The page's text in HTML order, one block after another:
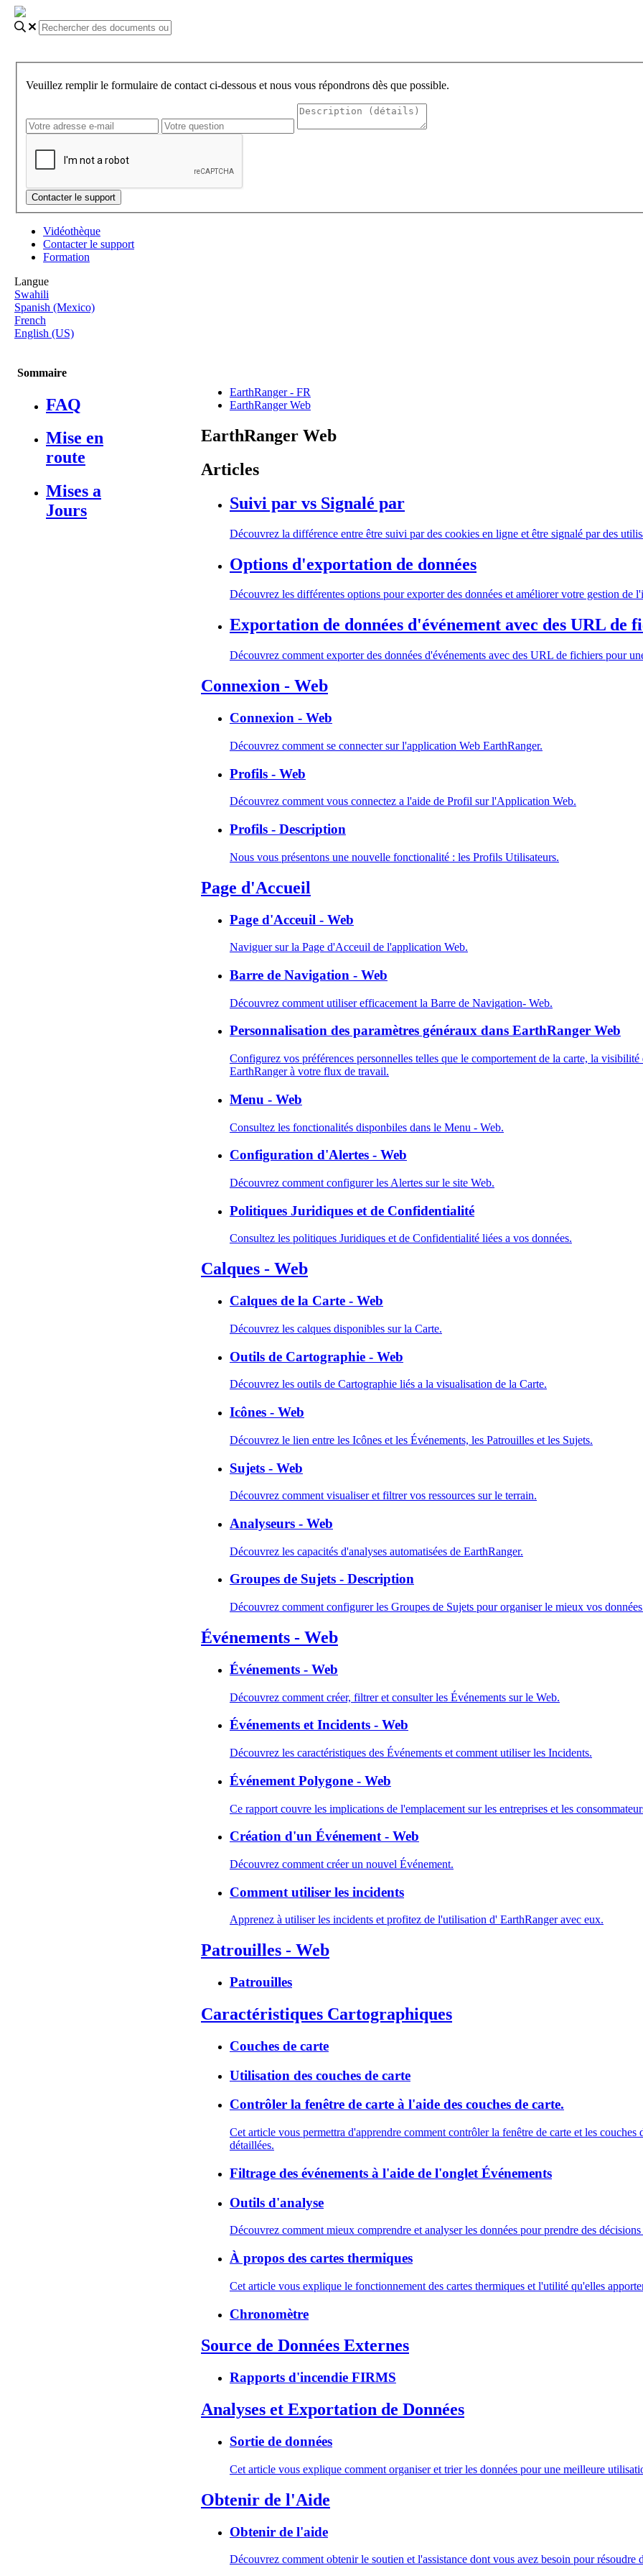
Veuillez remplir le formulaire de contact ci-dessous et nous vous répondrons dès que possible.
Vidéothèque
Contacter le support
Formation
Langue
Swahili
Spanish (Mexico)
French
English (US)
Sommaire
FAQ
Mise en
route
Mises a
Jours
EarthRanger - FR
EarthRanger Web
EarthRanger Web
Articles
Suivi par vs Signalé par
Découvrez la différence entre être suivi par des cookies en ligne et être signalé par des
Options d'exportation de données
Découvrez les différentes options pour exporter des données et améliorer votre gestion de
Exportation de données d'événement avec des URL de
Découvrez comment exporter des données d'événements avec des URL de fichiers pour
Connexion - Web
Connexion - Web
Découvrez comment se connecter sur l'application Web EarthRanger.
Profils - Web
Découvrez comment vous connectez a l'aide de Profil sur l'Application Web.
Profils - Description
Nous vous présentons une nouvelle fonctionalité : les Profils Utilisateurs.
Page d'Accueil
Page d'Acceuil - Web
Naviguer sur la Page d'Acceuil de l'application Web.
Barre de Navigation - Web
Découvrez comment utiliser efficacement la Barre de Navigation- Web.
Personnalisation des paramètres généraux dans EarthRanger Web
Configurez vos préférences personnelles telles que le comportement de la carte, la
EarthRanger à votre flux de travail.
Menu - Web
Consultez les fonctionalités disponbiles dans le Menu - Web.
Configuration d'Alertes - Web
Découvrez comment configurer les Alertes sur le site Web.
Politiques Juridiques et de Confidentialité
Consultez les politiques Juridiques et de Confidentialité liées a vos données.
Calques - Web
Calques de la Carte - Web
Découvrez les calques disponibles sur la Carte.
Outils de Cartographie - Web
Découvrez les outils de Cartographie liés a la visualisation de la Carte.
Icônes - Web
Découvrez le lien entre les Icônes et les Événements, les Patrouilles et les Sujets.
Sujets - Web
Découvrez comment visualiser et filtrer vos ressources sur le terrain.
Analyseurs - Web
Découvrez les capacités d'analyses automatisées de EarthRanger.
Groupes de Sujets - Description
Découvrez comment configurer les Groupes de Sujets pour organiser le mieux vos
Événements - Web
Événements - Web
Découvrez comment créer, filtrer et consulter les Événements sur le Web.
Événements et Incidents - Web
Découvrez les caractéristiques des Événements et comment utiliser les Incidents.
Événement Polygone - Web
Ce rapport couvre les implications de l'emplacement sur les entreprises et les
Création d'un Événement - Web
Découvrez comment créer un nouvel Événement.
Comment utiliser les incidents
Apprenez à utiliser les incidents et profitez de l'utilisation d' EarthRanger avec eux.
Patrouilles - Web
Patrouilles
Caractéristiques Cartographiques
Couches de carte
Utilisation des couches de carte
Contrôler la fenêtre de carte à l'aide des couches de carte.
Cet article vous permettra d'apprendre comment contrôler la fenêtre de carte et les
détaillées.
Filtrage des événements à l'aide de l'onglet Événements
Outils d'analyse
Découvrez comment mieux comprendre et analyser les données pour prendre des
À propos des cartes thermiques
Cet article vous explique le fonctionnement des cartes thermiques et l'utilité qu'elles
Chronomètre
Source de Données Externes
Rapports d'incendie FIRMS
Analyses et Exportation de Données
Sortie de données
Cet article vous explique comment organiser et trier les données pour une meilleure
Obtenir de l'Aide
Obtenir de l'aide
Découvrez comment obtenir le soutien et l'assistance dont vous avez besoin pour résoudre